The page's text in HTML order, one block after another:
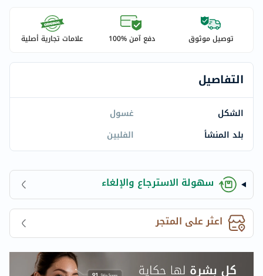
توصيل موثوق دفع آمن %100 علامات تجارية أصلية
التفاصيل
الشكل
غسول
بلد المنشأ
الفلبين
سهولة الاسترجاع والإلغاء
اعثر على المتجر